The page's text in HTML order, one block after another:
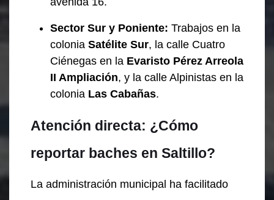
Sector Sur y Poniente: Trabajos en la
colonia Satélite Sur, la calle Cuatro
Ciénegas en la Evaristo Pérez Arreola
II Ampliación, y la calle Alpinistas en la
colonia Las Cabañas.
Atención directa: ¿Cómo
reportar baches en Saltillo?
La administración municipal ha facilitado